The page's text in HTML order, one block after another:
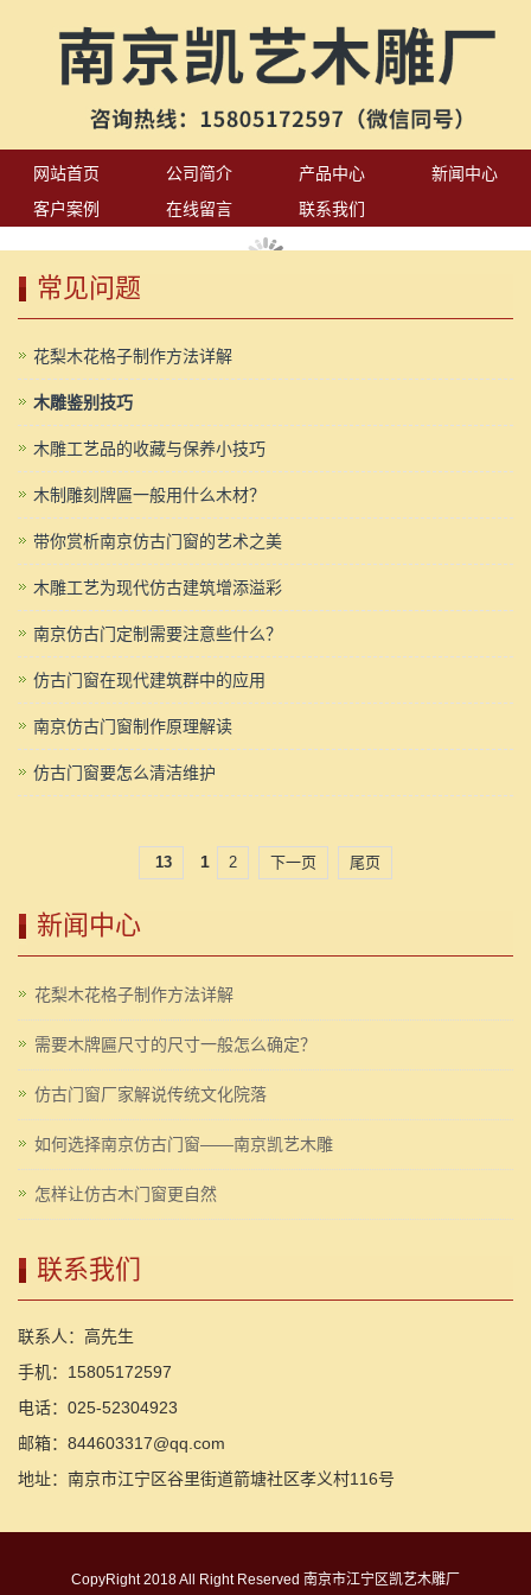
网站首页 公司简介 产品中心
新闻中心
客户案例
在线留言 联系我们
常见问题
花梨木花格子制作方法详解
木雕鉴别技巧
木雕工艺品的收藏与保养小技巧
木制雕刻牌匾一般用什么木材？
带你赏析南京仿古门窗的艺术之美
木雕工艺为现代仿古建筑增添溢彩
南京仿古门定制需要注意些什么？
仿古门窗在现代建筑群中的应用
南京仿古门窗制作原理解读
仿古门窗要怎么清洁维护
13 1 2 下一页 尾页
新闻中心
花梨木花格子制作方法详解
需要木牌匾尺寸的尺寸一般怎么确定？
仿古门窗厂家解说传统文化院落
如何选择南京仿古门窗——南京凯艺木雕
怎样让仿古木门窗更自然
联系我们
联系人：高先生
手机：15805172597
电话：025-52304923
邮箱：844603317@qq.com
地址：南京市江宁区谷里街道箭塘社区孝义村116号
CopyRight 2018 All Right Reserved 南京市江宁区凯艺木雕厂